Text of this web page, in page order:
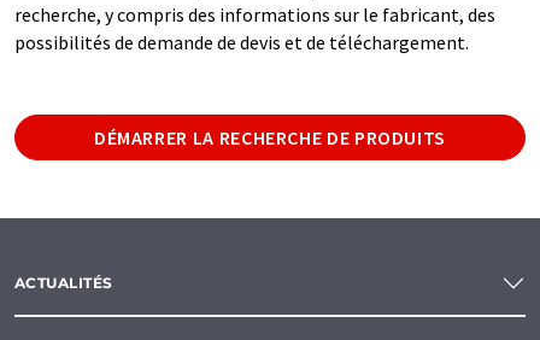
recherche, y compris des informations sur le fabricant, des
possibilités de demande de devis et de téléchargement.
DÉMARRER LA RECHERCHE DE PRODUITS
ACTUALITÉS